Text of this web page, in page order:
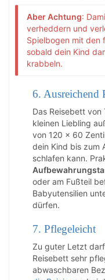
Aber Achtung:
verheddern und
Spielbogen mit den
sobald dein Kind
krabbeln.
6. Ausreichend
Das Reisebett
kleinen Liebling
von 120 x 60
dein Kind bis zum
schlafen kann.
oder am Fußteil
Babyutensilien
dürfen.
7. Pflegeleicht
Zu guter Letzt
Reisebett sehr
abwaschbaren